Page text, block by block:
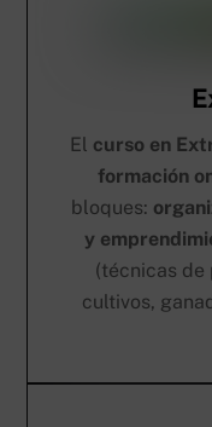
El curso en
formación
bloques:
y
(técnicas de
cultivos,